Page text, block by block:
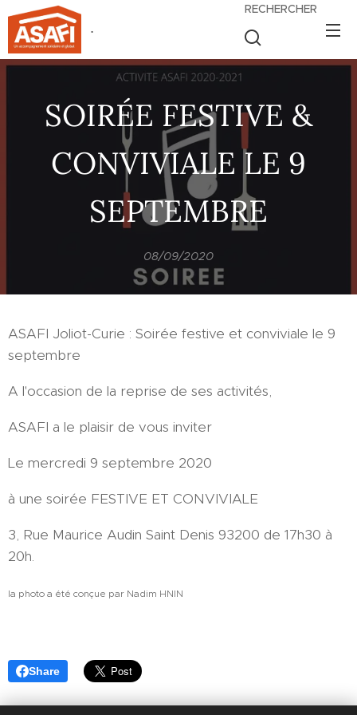
.
RECHERCHER
SOIRÉE FESTIVE &
CONVIVIALE LE 9
SEPTEMBRE
08/09/2020
ASAFI Joliot-Curie : Soirée festive et conviviale le 9
septembre
A l'occasion de la reprise de ses activités,
ASAFI a le plaisir de vous inviter
Le mercredi 9 septembre 2020
à une soirée FESTIVE ET CONVIVIALE
3, Rue Maurice Audin Saint Denis 93200 de 17h30 à
20h.
la photo a été conçue par Nadim HNIN
Share